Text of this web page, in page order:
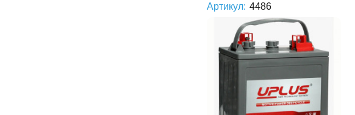
Артикул: 4486